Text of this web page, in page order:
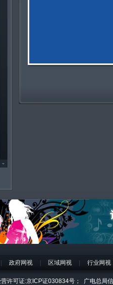
政府网视 区域网视 行业网视
许可证:京ICP证030834号；
广电总局